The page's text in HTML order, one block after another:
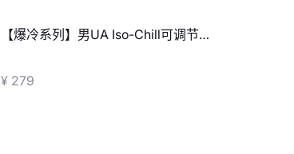
【爆冷系列】男UA Iso-Chill可调节运
¥ 279